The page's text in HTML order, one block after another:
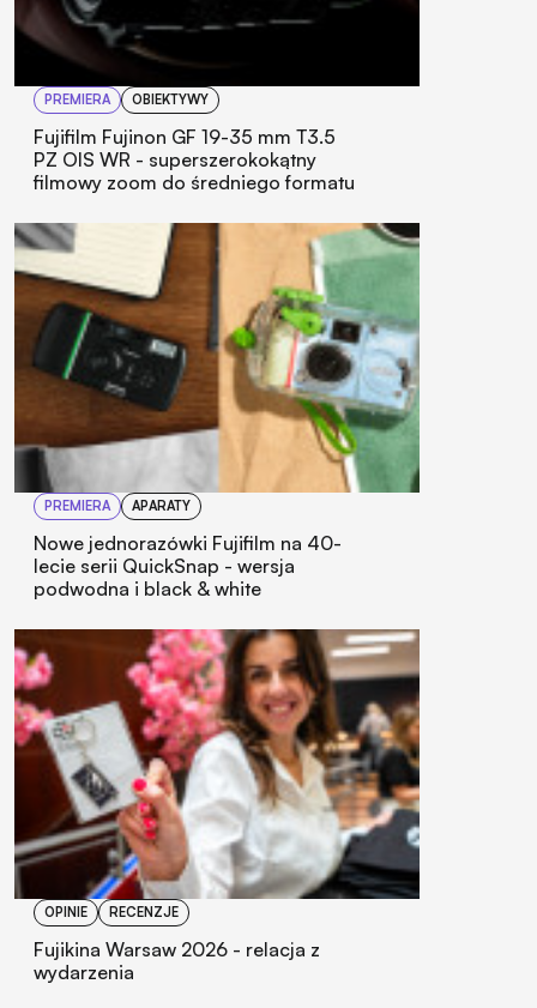
PREMIERA OBIEKTYWY
Fujifilm Fujinon GF 19-35 mm T3.5
PZ OIS WR - superszerokokątny
filmowy zoom do średniego formatu
PREMIERA APARATY
Nowe jednorazówki Fujifilm na 40-
lecie serii QuickSnap - wersja
podwodna i black & white
OPINIE RECENZJE
Fujikina Warsaw 2026 - relacja z
wydarzenia